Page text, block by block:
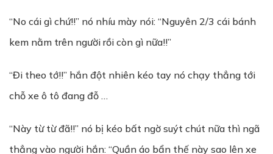
“No cái gì chứ!!” nó nhíu mày nói: “Nguyên 2/3 cái bánh
kem nằm trên người rồi còn gì nữa!!”
“Đi theo tớ!!” hắn đột nhiên kéo tay nó chạy thẳng tới
chỗ xe ô tô đang đỗ …
“Này từ từ đã!!” nó bị kéo bất ngờ suýt chút nữa thì ngã
thẳng vào người hắn: “Quần áo bẩn thế này sao lên xe